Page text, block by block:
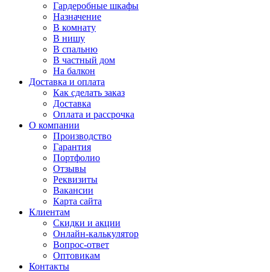
Гардеробные шкафы
Назначение
В комнату
В нишу
В спальню
В частный дом
На балкон
Доставка и оплата
Как сделать заказ
Доставка
Оплата и рассрочка
О компании
Производство
Гарантия
Портфолио
Отзывы
Реквизиты
Вакансии
Карта сайта
Клиентам
Скидки и акции
Онлайн-калькулятор
Вопрос-ответ
Оптовикам
Контакты